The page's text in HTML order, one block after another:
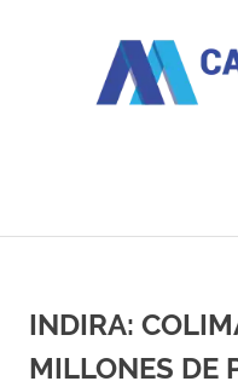
INDIRA:
MILLONES DE